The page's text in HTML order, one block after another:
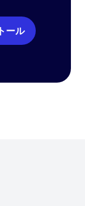
ール